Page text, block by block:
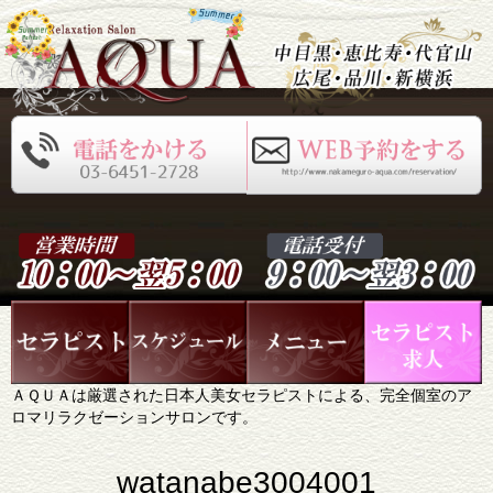
ＡＱＵＡは厳選された日本人美女セラピストによる、完全個室のア
ロマリラクゼーションサロンです。
watanabe3004001